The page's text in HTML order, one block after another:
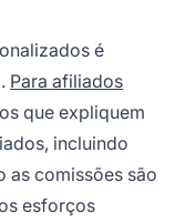
é
Para afiliados
que expliquem
incluindo
as comissões são
esforços